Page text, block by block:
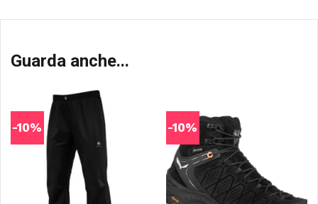
Guarda anche...
-10% -10%